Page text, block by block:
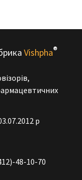
Vishpha®
р
48-10-70